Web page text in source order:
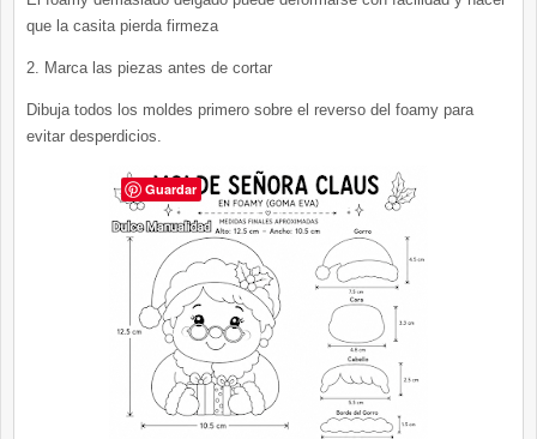
que la casita pierda firmeza
2. Marca las piezas antes de cortar
Dibuja todos los moldes primero sobre el reverso del foamy para
evitar desperdicios.
Guardar